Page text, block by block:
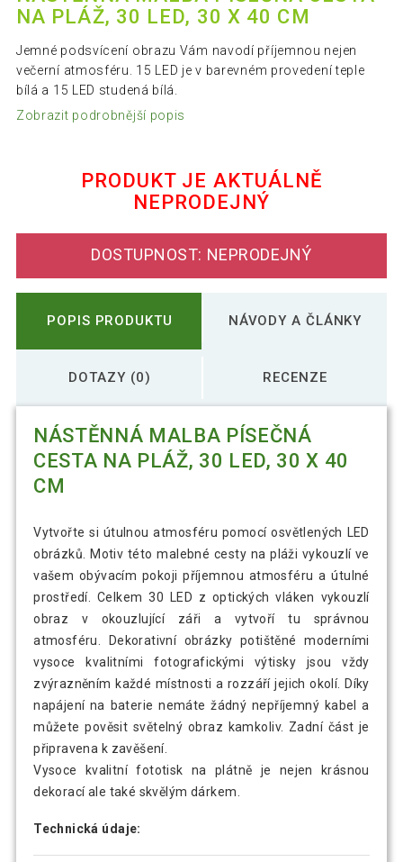
NA PLÁŽ, 30 LED, 30 X 40 CM
Jemné podsvícení obrazu Vám navodí příjemnou nejen
večerní atmosféru. 15 LED je v barevném provedení teple
bílá a 15 LED studená bílá.
Zobrazit podrobnější popis
PRODUKT JE AKTUÁLNĚ
NEPRODEJNÝ
DOSTUPNOST: NEPRODEJNÝ
POPIS PRODUKTU NÁVODY A ČLÁNKY
DOTAZY (0) RECENZE
NÁSTĚNNÁ MALBA PÍSEČNÁ
CESTA NA PLÁŽ, 30 LED, 30 X 40
CM
Vytvořte si útulnou atmosféru pomocí osvětlených LED
obrázků. Motiv této malebné cesty na pláži vykouzlí ve
vašem obývacím pokoji příjemnou atmosféru a útulné
prostředí. Celkem 30 LED z optických vláken vykouzlí
obraz v okouzlující záři a vytvoří tu správnou
atmosféru. Dekorativní obrázky potištěné moderními
vysoce kvalitními fotografickými výtisky jsou vždy
zvýrazněním každé místnosti a rozzáří jejich okolí. Díky
napájení na baterie nemáte žádný nepříjemný kabel a
můžete pověsit světelný obraz kamkoliv. Zadní část je
připravena k zavěšení.
Vysoce kvalitní fototisk na plátně je nejen krásnou
dekorací ale také skvělým dárkem.
Technická údaje: